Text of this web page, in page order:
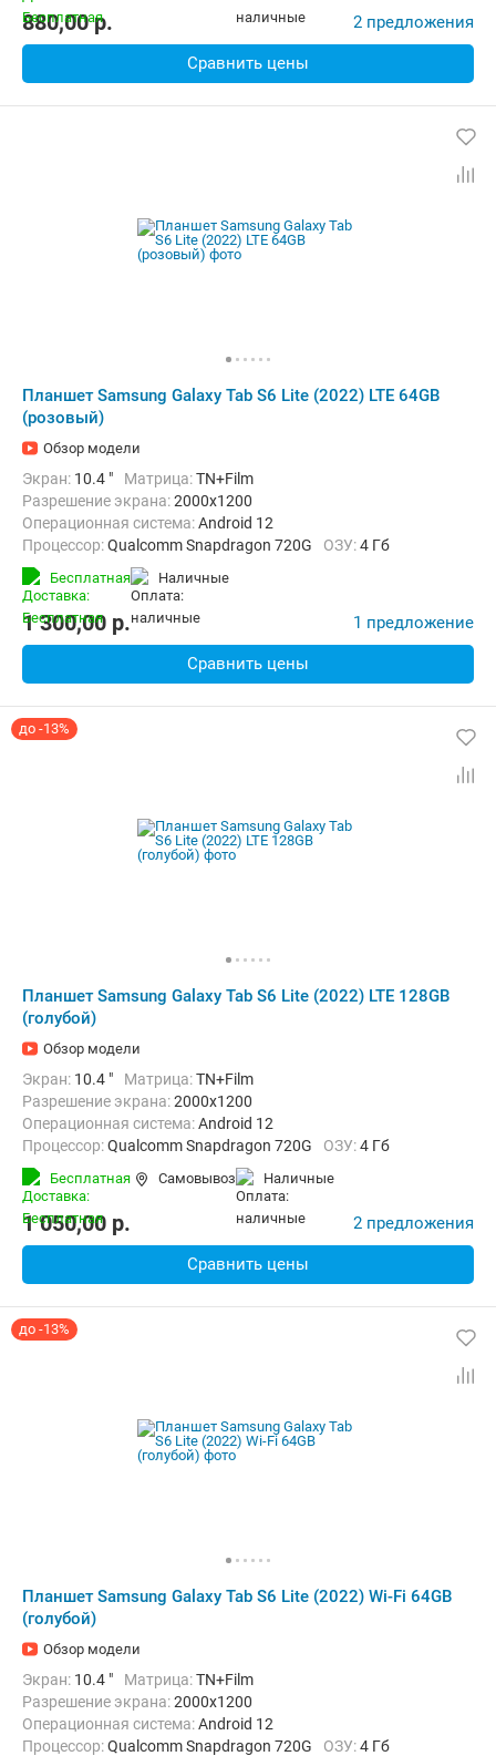
Комплектация: Вес:467 г
880,00p. 2 предложения
Сравнить цены
Планшет Samsung Galaxy Tab S6 Lite (2022) LTE 64GB
(розовый)
Обзор модели
Экран: 10.4 " Матрица:TN+Film
Разрешение экрана:2000x1200
Операционная система:Android 12
Процессор:Qualcomm Snapdragon 720G ОЗУ:4 Гб
Встроенная память:
Беспроводная связь:4G (LTE), Bluetooth, Wi-Fi
Комплектация:Перо (стилус)
Бесплатная наличные
1 300,00 p. 1 предложение
Сравнить цены
до -13%
Планшет Samsung Galaxy Tab S6 Lite (2022) LTE 128GB
(голубой)
Обзор модели
Экран: 10.4 " Матрица:TN+Film
Разрешение экрана:2000x1200
Операционная система:Android 12
Процессор:Qualcomm Snapdragon 720G ОЗУ:4 Гб
Встроенная память:
Тыловая камера:
Беспроводная связь:
4G (LTE), Bluetooth, Wi-Fi
Комплектация:
Вес:467 г
Бесплатная Самовывоз наличные
1 050,00 p. 2 предложения
Сравнить цены
до -13%
Планшет Samsung Galaxy Tab S6 Lite (2022) Wi-Fi 64GB
(голубой)
Обзор модели
Экран: 10.4 " Матрица:TN+Film
Разрешение экрана:2000x1200
Операционная система:Android 12
Процессор:Qualcomm Snapdragon 720G ОЗУ:4 Гб